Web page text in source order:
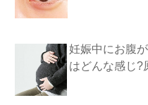
妊娠中にお腹
はどんな感じ?